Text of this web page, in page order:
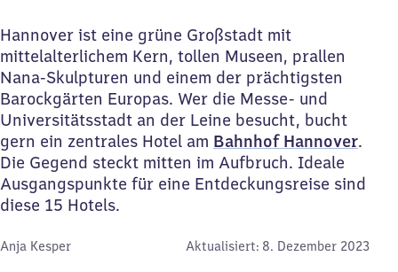
Hannover ist eine grüne Großstadt mit
mittelalterlichem Kern, tollen Museen, prallen
Nana-Skulpturen und einem der prächtigsten
Barockgärten Europas. Wer die Messe- und
Universitätsstadt an der Leine besucht, bucht
gern ein zentrales Hotel am Bahnhof Hannover.
Die Gegend steckt mitten im Aufbruch. Ideale
Ausgangspunkte für eine Entdeckungsreise sind
diese 15 Hotels.
Von:
Anja Kesper Aktualisiert: 8. Dezember 2023